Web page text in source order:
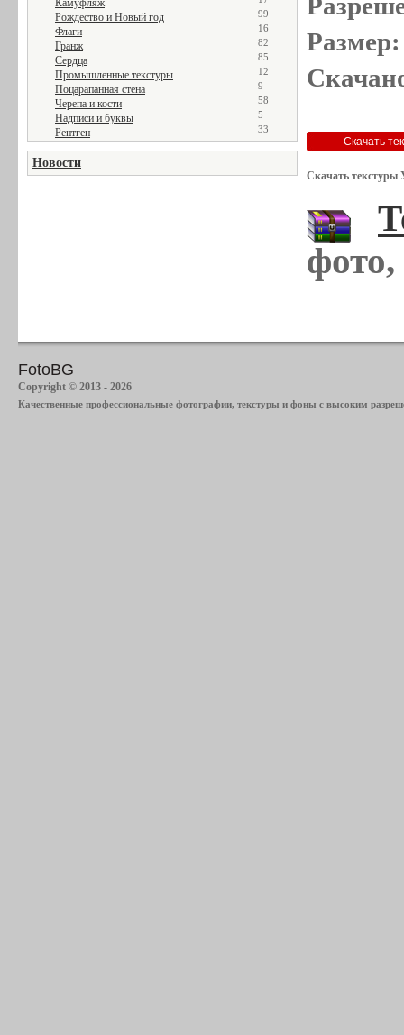
Камуфляж
Рождество и Новый год 99
Флаги 16
Гранж 82
Сердца 85
Промышленные текстуры 12
Поцарапанная стена 9
Черепа и кости 58
Надписи и буквы 5
Рентген 33
Новости
Скачать текстуры
FotoBG
Copyright © 2013 - 2026
Качественные профессиональные фотографии, текстуры и фоны с высоким